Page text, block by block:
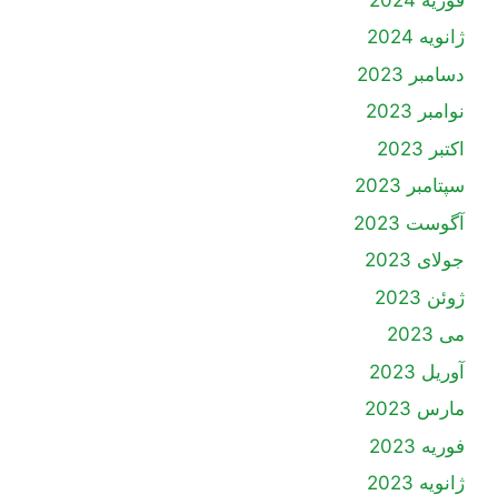
ژانویه 2024
دسامبر 2023
نوامبر 2023
اکتبر 2023
سپتامبر 2023
آگوست 2023
جولای 2023
ژوئن 2023
می 2023
آوریل 2023
مارس 2023
فوریه 2023
ژانویه 2023